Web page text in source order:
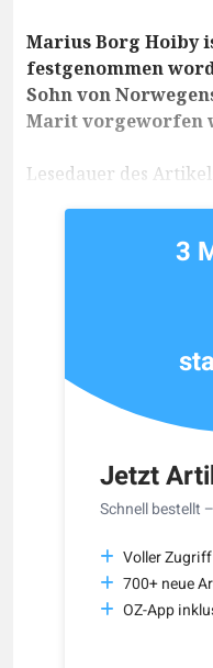
Marius Borg Hoiby
festgenommen
Sohn von
Marit vorgeworfen
Lesedauer des
Jetzt
Schnell bestellt
Voller
700+ neue
OZ-App
3